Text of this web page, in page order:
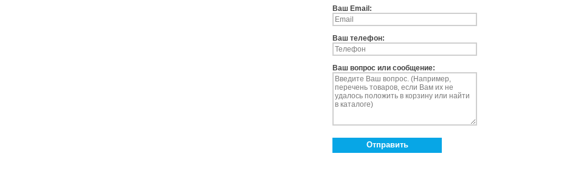
Ваш Email:
Ваш телефон:
Ваш вопрос или сообщение:
Отправить